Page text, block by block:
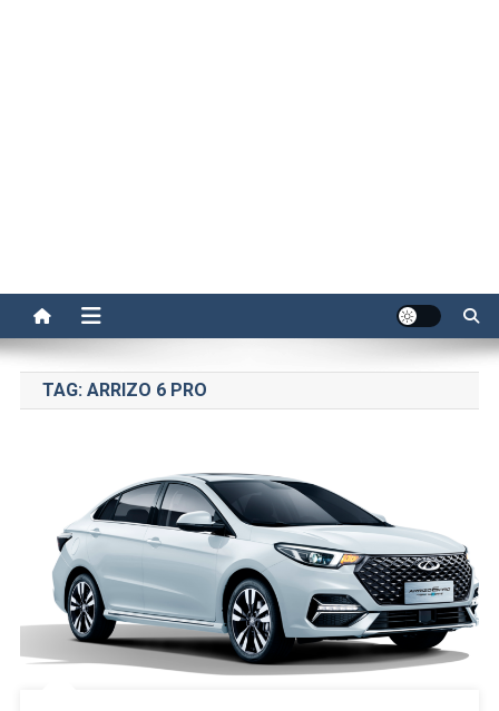
TAG: ARRIZO 6 PRO